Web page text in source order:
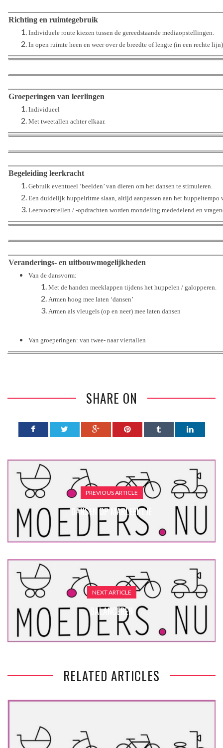
Richting en ruimtegebruik
Individuele route kiezen tussen de gereedstaande mediaopstellingen.
In open ruimte heen en weer over de breedte of lengte (in een rechte lijn)
Groeperingen van leerlingen
Individueel
Met tweetallen achter elkaar.
Begeleiding leerkracht
Gebruik eventueel ‘beelden’ van dieren om het dansen te stimuleren.
Een duidelijk huppelritme slaan, altijd aanpassen aan het huppeltempo
Leervoorstellen / -opdrachten worden mondeling mededelend en
Veranderings- en uitbouwmogelijkheden
Van de dansvorm:
Met de handen meeklappen tijdens het huppelen / galopperen.
Armen hoog mee laten ‘dansen’
Armen als vleugels (op en neer) mee laten dansen
Van groeperingen: van twee- naar viertallen
SHARE ON
PREVIOUS ARTICLE
DANSEN OP MARLEENTJE
NEXT ARTICLE
BALANCEREN
RELATED ARTICLES